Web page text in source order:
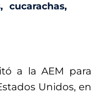
cucarachas,
a la AEM para
Unidos, en